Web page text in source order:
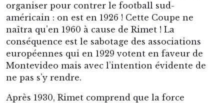
organiser pour contrer le football sud-
américain : on est en 1926 ! Cette Coupe ne
naîtra qu’en 1960 à cause de Rimet ! La
conséquence est le sabotage des associations
européennes qui en 1929 votent en faveur de
Montevideo mais avec l’intention évidente de
ne pas s’y rendre.
Après 1930, Rimet comprend que la force